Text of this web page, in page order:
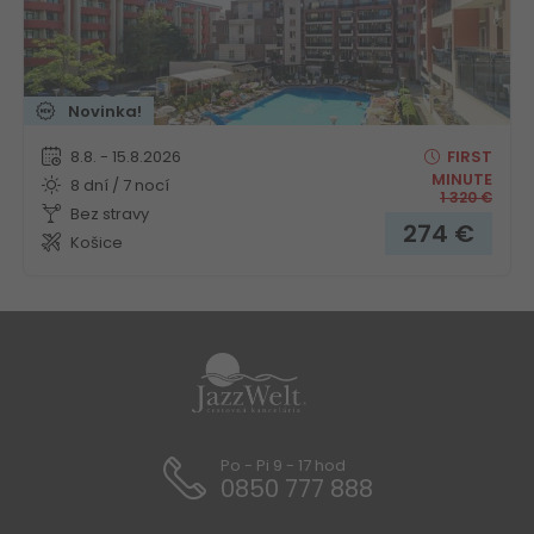
Novinka!
8.8. - 15.8.2026
8 dní / 7 nocí
Bez stravy
Košice
FIRST
MINUTE
1 320€
274 €
Po - Pi 9 - 17 hod
0850 777 888